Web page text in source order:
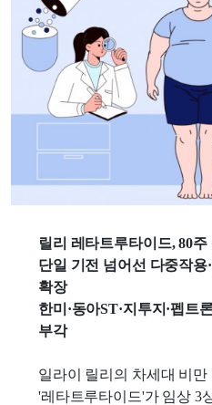
릴리 레타트루타이드, 80
단일 기전 넘어선 다중작용
확장
한미·동아ST·지투지·펩트
부각
일라이 릴리의 차세대 비만
'레타트루타이드'가 임상 3